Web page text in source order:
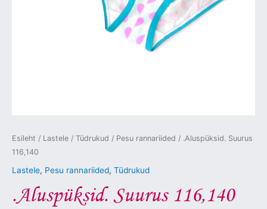
Esileht / Lastele / Tüdrukud / Pesu rannariided / .Aluspüksid. Suurus
116,140
Lastele, Pesu rannariided, Tüdrukud
.Aluspüksid. Suurus 116,140